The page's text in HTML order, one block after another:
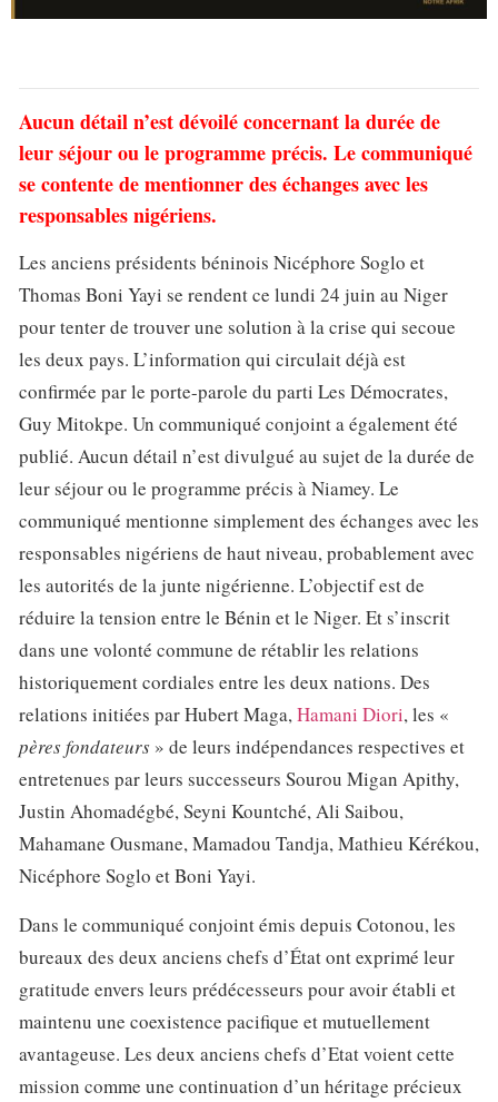
Aucun détail n’est dévoilé concernant la durée de
leur séjour ou le programme précis. Le communiqué
se contente de mentionner des échanges avec les
responsables nigériens.
Les anciens présidents béninois Nicéphore Soglo et
Thomas Boni Yayi se rendent ce lundi 24 juin au Niger
pour tenter de trouver une solution à la crise qui secoue
les deux pays. L’information qui circulait déjà est
confirmée par le porte-parole du parti Les Démocrates,
Guy Mitokpe. Un communiqué conjoint a également été
publié. Aucun détail n’est divulgué au sujet de la durée de
leur séjour ou le programme précis à Niamey. Le
communiqué mentionne simplement des échanges avec les
responsables nigériens de haut niveau, probablement avec
les autorités de la junte nigérienne. L’objectif est de
réduire la tension entre le Bénin et le Niger. Et s’inscrit
dans une volonté commune de rétablir les relations
historiquement cordiales entre les deux nations. Des
relations initiées par Hubert Maga,Hamani Diori, les «
pères fondateurs » de leurs indépendances respectives et
entretenues par leurs successeurs Sourou Migan Apithy,
Justin Ahomadégbé, Seyni Kountché, Ali Saibou,
Mahamane Ousmane, Mamadou Tandja, Mathieu Kérékou,
Nicéphore Soglo et Boni Yayi.
Dans le communiqué conjoint émis depuis Cotonou, les
bureaux des deux anciens chefs d’État ont exprimé leur
gratitude envers leurs prédécesseurs pour avoir établi et
maintenu une coexistence pacifique et mutuellement
avantageuse. Les deux anciens chefs d’Etat voient cette
mission comme une continuation d’un héritage précieux